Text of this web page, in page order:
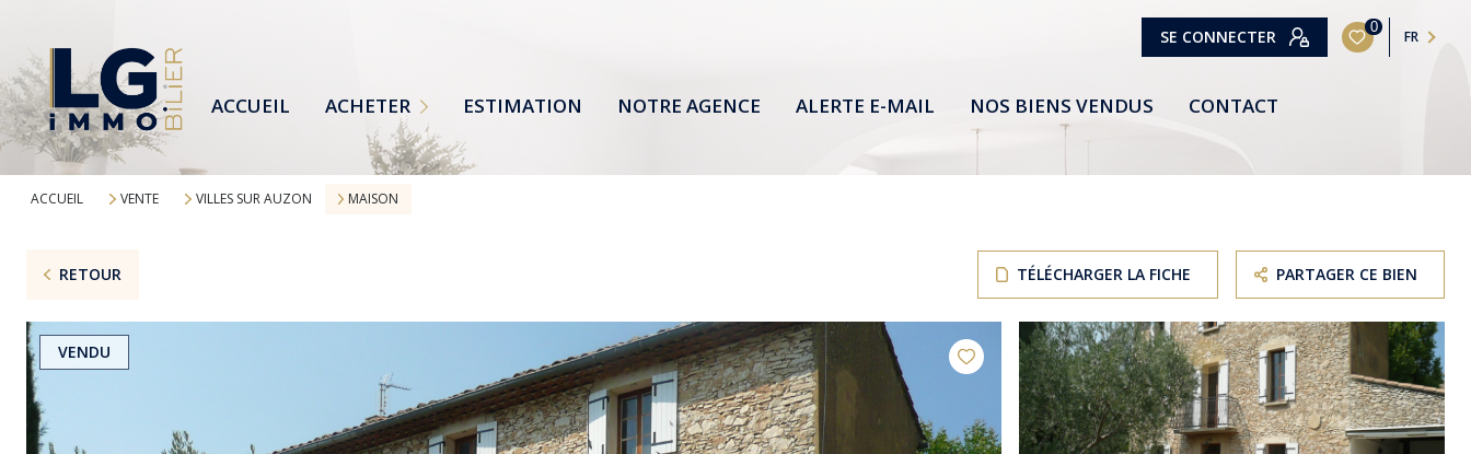
SE CONNECTER 0
FR
ACCUEIL ACHETER
TERRAINS
APPARTEMENTS
ESTIMATION NOTRE AGENCE ALERTE E-MAIL NOS BIENS VENDUS CONTACT
ACCUEIL VENTE VILLES SUR AUZON MAISON
RETOUR TÉLÉCHARGER LA FICHE PARTAGER CE BIEN
VENDU